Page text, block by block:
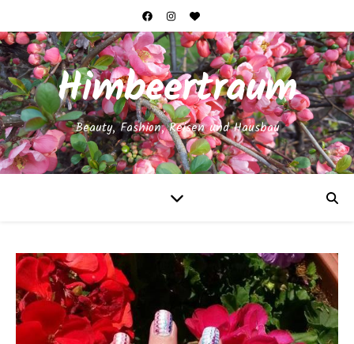
Himbeertraum
Beauty, Fashion, Reisen und Hausbau